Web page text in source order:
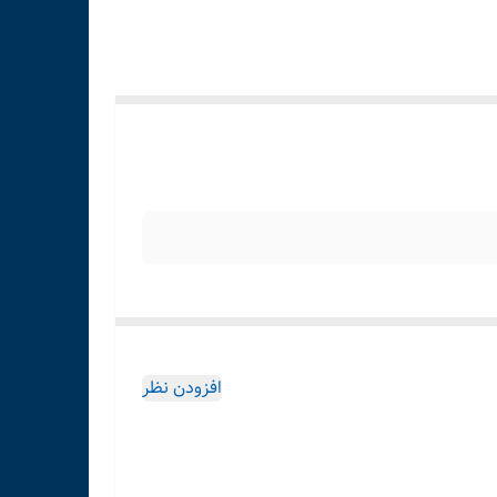
افزودن نظر